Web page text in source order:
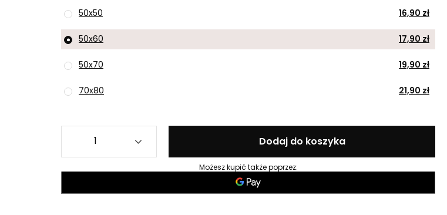
50x50 16,90 zł
50x60 17,90 zł
50x70 19,90 zł
70x80 21,90 zł
Dodaj do koszyka
Możesz kupić także poprzez: